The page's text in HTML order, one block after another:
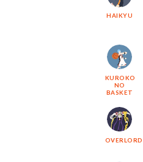
HAIKYU
KUROKO
NO
BASKET
OVERLORD